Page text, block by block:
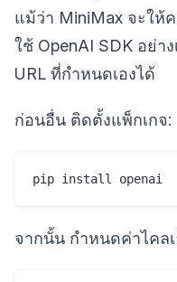
แม้ว่า MiniMax จะให้
ใช้ OpenAI SDK อย่า
URL ที่กำหนดเองได้
ก่อนอื่น ติดตั้งแพ็กเกจ:
จากนั้น กำหนดค่าไคล